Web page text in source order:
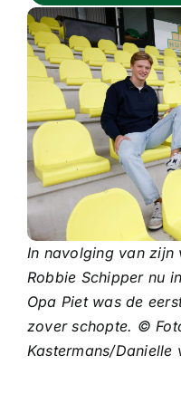
Commissies
ClubTV
Club van 100
Activiteiten
Business Club
In navolging van zijn
Robbie Schipper nu
Opa Piet was de
zover schopte. ©
Kastermans/Danielle